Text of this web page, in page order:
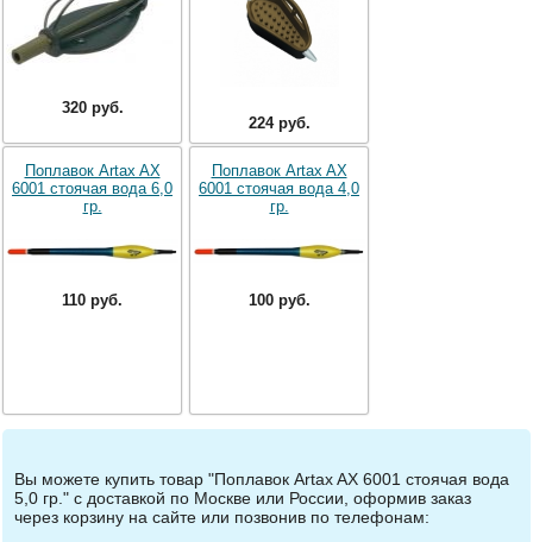
320 руб.
224 руб.
Поплавок Artax AX
6001 стоячая вода 6,0
гр.
110 руб.
Поплавок Artax AX
6001 стоячая вода 4,0
гр.
100 руб.
Вы можете купить товар "Поплавок Artax AX 6001 стоячая вода
5,0 гр." с доставкой по Москве или России, оформив заказ
через корзину на сайте или позвонив по телефонам: